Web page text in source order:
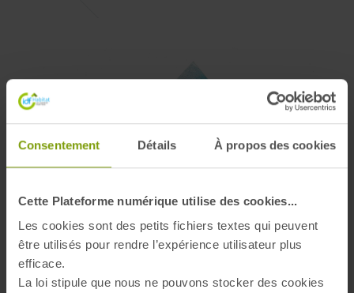
Consentement Détails À propos des cookies
Cette Plateforme numérique utilise des cookies...
Les cookies sont des petits fichiers textes qui peuvent
être utilisés pour rendre l’expérience utilisateur plus
efficace.
La loi stipule que nous ne pouvons stocker des cookies